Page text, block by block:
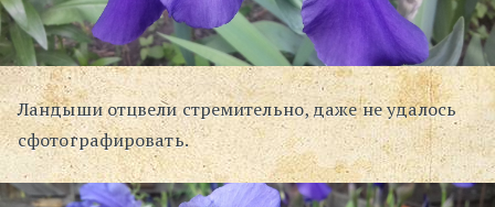
Ландыши отцвели стремительно, даже не удалось
сфотографировать.